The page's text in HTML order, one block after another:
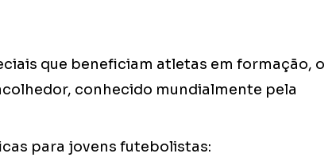
que beneficiam atletas em formação, o
conhecido mundialmente pela
para jovens futebolistas: